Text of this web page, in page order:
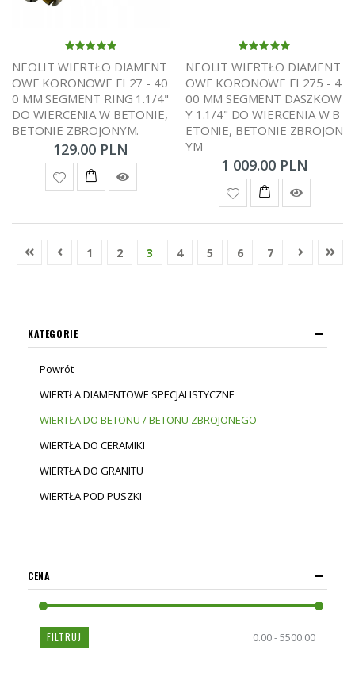
NEOLIT WIERTŁO DIAMENT
OWE KORONOWE FI 27 - 40
0 MM SEGMENT RING 1.1/4"
DO WIERCENIA W BETONIE,
BETONIE ZBROJONYM.
129.00 PLN
NEOLIT WIERTŁO DIAMENT
OWE KORONOWE FI 275 - 4
00 MM SEGMENT DASZKOW
Y 1.1/4" DO WIERCENIA W B
ETONIE, BETONIE ZBROJON
YM
1 009.00 PLN
1 2 3 4 5 6 7
KATEGORIE
Powrót
WIERTŁA DIAMENTOWE SPECJALISTYCZNE
WIERTŁA DO BETONU / BETONU ZBROJONEGO
WIERTŁA DO CERAMIKI
WIERTŁA DO GRANITU
WIERTŁA POD PUSZKI
CENA
FILTRUJ 0.00 - 5500.00